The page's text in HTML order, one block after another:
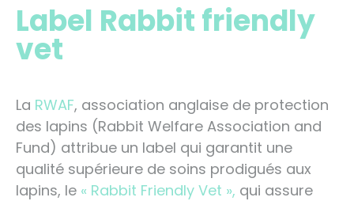
Label Rabbit friendly
vet
La RWAF, association anglaise de protection
des lapins (Rabbit Welfare Association and
Fund) attribue un label qui garantit une
qualité supérieure de soins prodigués aux
lapins, le « Rabbit Friendly Vet », qui assure